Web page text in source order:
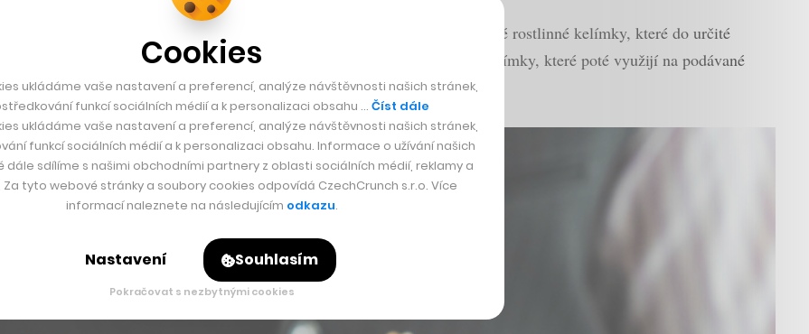
plastových kelímků na udržitelnější variantu, když vsadila na rozložitelné rostlinné kelímky, které do určité
i své cestující podporovat v tom, aby si s sebou na palubu brali vlastní kelímky, které poté využijí na podávané
Cookies
ukládáme vaše nastavení a preferencí, analýze návštěvnosti našich stránek,
funkcí sociálních médií a k personalizaci obsahu … Číst dále
ukládáme vaše nastavení a preferencí, analýze návštěvnosti našich stránek,
funkcí sociálních médií a k personalizaci obsahu. Informace o užívání našich
dále sdílíme s našimi obchodními partnery z oblasti sociálních médií, reklamy a
Za tyto webové stránky a soubory cookies odpovídá CzechCrunch s.r.o. Více
informací naleznete na následujícím odkazu.
Nastavení Souhlasím
Pokračovat s nezbytnými cookies